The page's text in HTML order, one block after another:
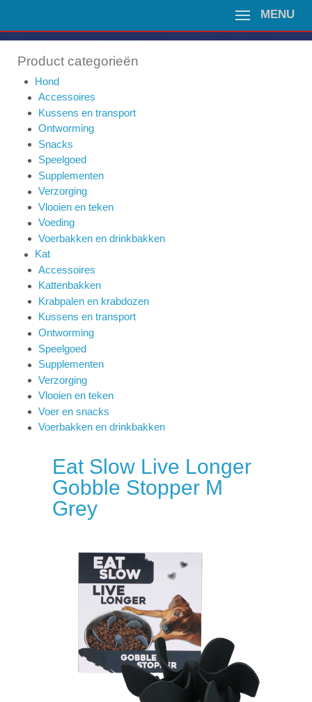
MENU
Product categorieën
Hond
Accessoires
Kussens en transport
Ontworming
Snacks
Speelgoed
Supplementen
Verzorging
Vlooien en teken
Voeding
Voerbakken en drinkbakken
Kat
Accessoires
Kattenbakken
Krabpalen en krabdozen
Kussens en transport
Ontworming
Speelgoed
Supplementen
Verzorging
Vlooien en teken
Voer en snacks
Voerbakken en drinkbakken
Eat Slow Live Longer
Gobble Stopper M
Grey